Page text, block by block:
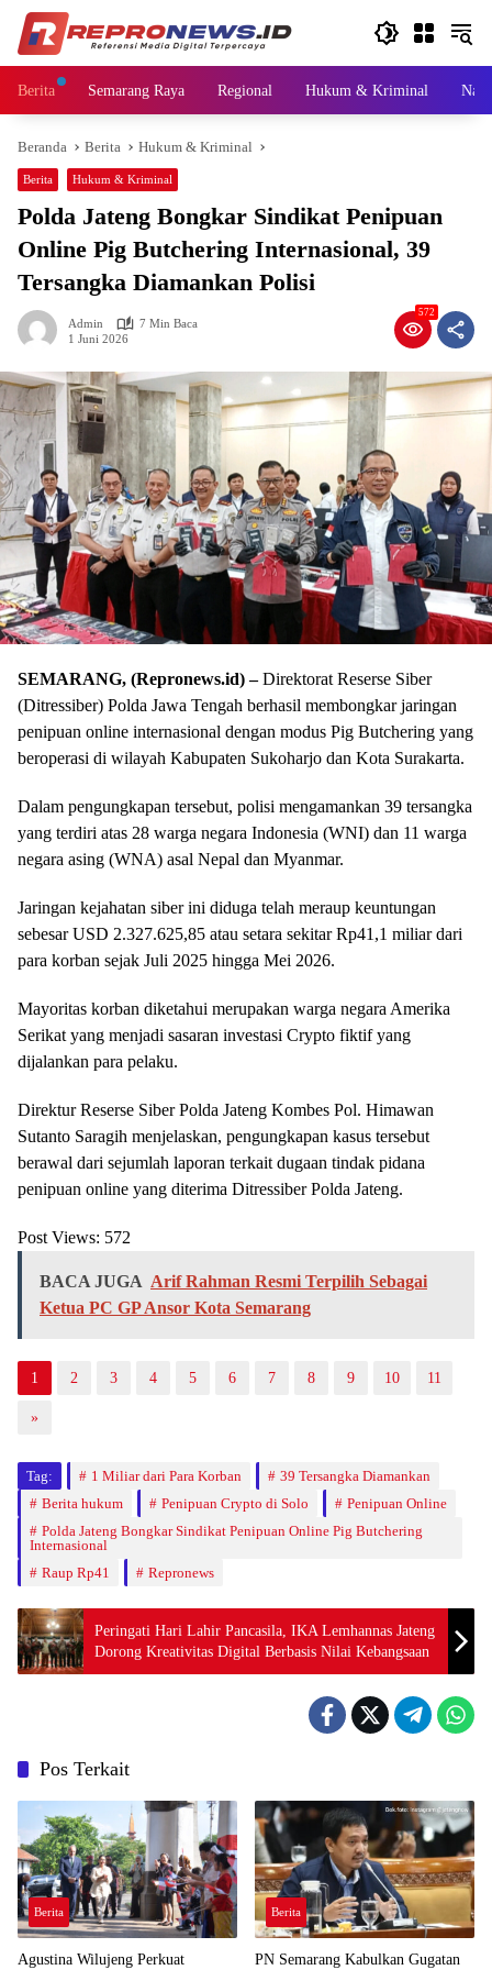
Langsung
konten
Berita Semarang Raya Regional Hukum & Kriminal
Beranda Berita Hukum & Kriminal
Berita Hukum & Kriminal
Polda Jateng Bongkar Sindikat Penipuan
Online Pig Butchering Internasional, 39
Tersangka Diamankan Polisi
Admin
7 Min Baca
1 Juni 2026
572
SEMARANG, (Repronews.id) –Direktorat Reserse Siber
(Ditressiber) Polda Jawa Tengah berhasil membongkar jaringan
penipuan online internasional dengan modus Pig Butchering yang
beroperasi di wilayah Kabupaten Sukoharjo dan Kota Surakarta.
Dalam pengungkapan tersebut, polisi mengamankan 39 tersangka
yang terdiri atas 28 warga negara Indonesia (WNI) dan 11 warga
negara asing (WNA) asal Nepal dan Myanmar.
Jaringan kejahatan siber ini diduga telah meraup keuntungan
sebesar USD 2.327.625,85 atau setara sekitar Rp41,1 miliar dari
para korban sejak Juli 2025 hingga Mei 2026.
Mayoritas korban diketahui merupakan warga negara Amerika
Serikat yang menjadi sasaran investasi Crypto fiktif yang
dijalankan para pelaku.
Direktur Reserse Siber Polda Jateng Kombes Pol. Himawan
Sutanto Saragih menjelaskan, pengungkapan kasus tersebut
berawal dari sejumlah laporan terkait dugaan tindak pidana
penipuan online yang diterima Ditressiber Polda Jateng.
Post Views: 572
BACA JUGA Arif Rahman Resmi Terpilih Sebagai
Ketua PC GP Ansor Kota Semarang
1 2 3 4 5 6 7 8 9 10 11
»
Tag: 1 Miliar dari Para Korban
39 Tersangka Diamankan
Berita hukum
Penipuan Crypto di Solo
Penipuan Online
Polda Jateng Bongkar Sindikat Penipuan Online Pig Butchering
Internasional
Raup Rp41
Repronews
Peringati Hari Lahir Pancasila, IKA Lemhannas Jateng
Dorong Kreativitas Digital Berbasis Nilai Kebangsaan
Pos Terkait
Berita
Agustina Wilujeng Perkuat
Berita
PN Semarang Kabulkan Gugatan